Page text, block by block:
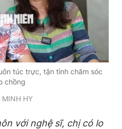
Liên hệ quảng cáo
0908 780 404
Tòa soạn Chính sách bảo
Hải Thành
- BTTTT cấp ngày 24.3.2020
túc trực, tận tình chăm sóc
chồng
MINH HY
với nghệ sĩ, chị có lo